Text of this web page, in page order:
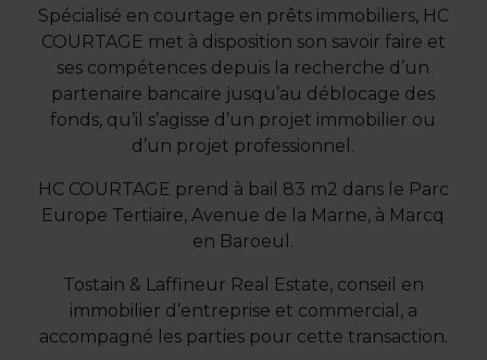
Spécialisé en courtage en prêts immobiliers, HC
COURTAGE met à disposition son savoir faire et
ses compétences depuis la recherche d’un
partenaire bancaire jusqu’au déblocage des
fonds, qu’il s’agisse d’un projet immobilier ou
d’un projet professionnel.
HC COURTAGE prend à bail 83 m2 dans le Parc
Europe Tertiaire, Avenue de la Marne, à Marcq
en Baroeul .
Tostain & Laffineur Real Estate, conseil en
immobilier d’entreprise et commercial, a
accompagné les parties pour cette transaction.